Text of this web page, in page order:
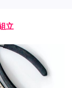
立